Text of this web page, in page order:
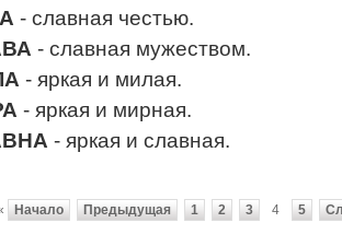
- славная честью.
- славная мужеством.
- яркая и милая.
- яркая и мирная.
- яркая и славная.
Начало Предыдущая 1 2 3 4 5